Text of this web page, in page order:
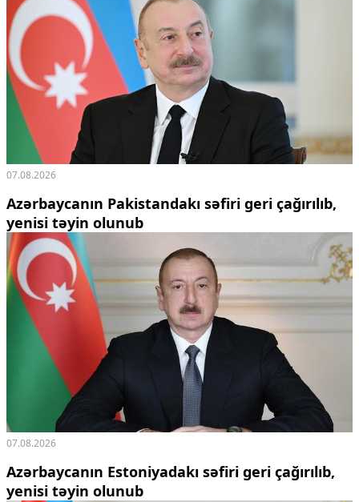
07.08.2026
Azərbaycanın Pakistandakı səfiri geri çağırılıb,
yenisi təyin olunub
07.08.2026
Azərbaycanın Estoniyadakı səfiri geri çağırılıb,
yenisi təyin olunub